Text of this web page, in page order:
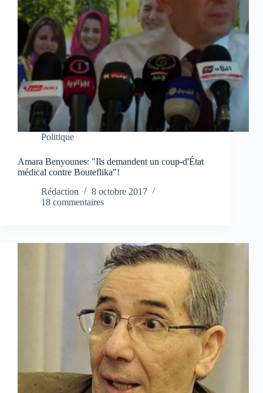
Politique
Amara Benyounes: "Ils demandent un coup-d'État
médical contre Bouteflika"!
Rédaction
8 octobre 2017
18 commentaires